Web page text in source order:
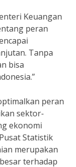
Keuangan
peran
Tanpa
bisa
peran
sektor-
ekonomi
Statistik
merupakan
terhadap